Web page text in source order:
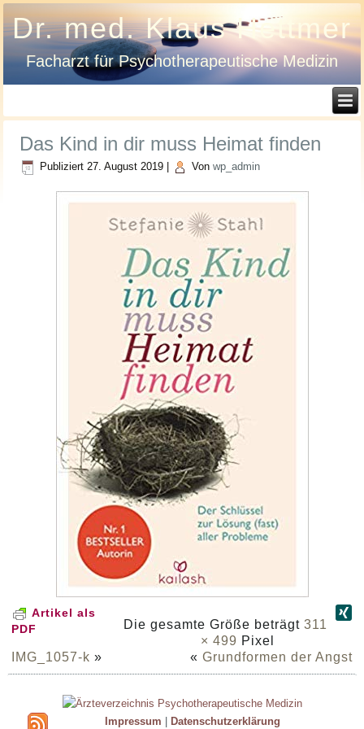
Dr. med. Klaus Hettmer
Facharzt für Psychotherapeutische Medizin
Das Kind in dir muss Heimat finden
Publiziert 27. August 2019 Von wp_admin
Artikel als
PDF
Die gesamte Größe beträgt 311
× 499 Pixel
IMG_1057-k » « Grundformen der Angst
Impressum | Datenschutzerklärung